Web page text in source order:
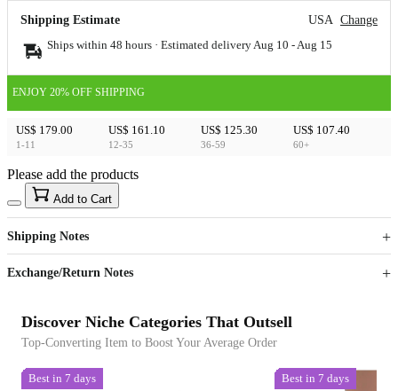
Shipping Estimate USA Change
Ships within 48 hours · Estimated delivery Aug 10 - Aug 15
ENJOY 20% OFF SHIPPING
US$ 179.00
1-11
US$ 161.10
12-35
US$ 125.30
36-59
US$ 107.40
60+
US$40
Sign up to your membership to get coupons up to
15%
Opportunity to enjoy order discount up to 15% off
Please add the products
Add to Cart
Shipping Notes
Exchange/Return Notes
Discover Niche Categories That Outsell
Top-Converting Item to Boost Your Average Order
Best in 7 days Best in 7 days